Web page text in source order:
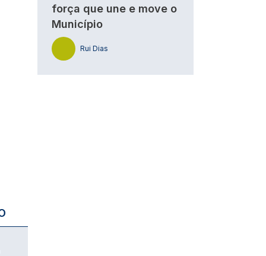
força que une e move o
Município
Rui Dias